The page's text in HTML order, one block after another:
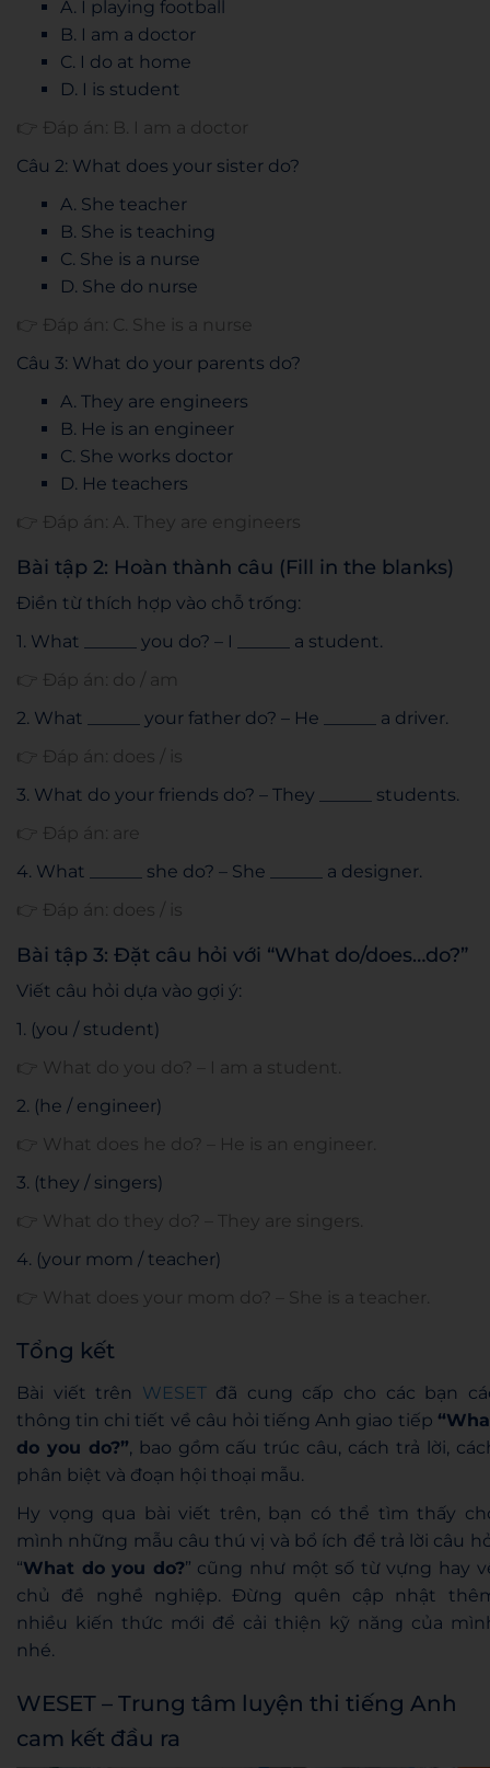
A. I playing football
B. I am a doctor
C. I do at home
D. I is student
👉 Đáp án: B. I am a doctor
Câu 2: What does your sister do?
A. She teacher
B. She is teaching
C. She is a nurse
D. She do nurse
👉 Đáp án: C. She is a nurse
Câu 3: What do your parents do?
A. They are engineers
B. He is an engineer
C. She works doctor
D. He teachers
👉 Đáp án: A. They are engineers
Bài tập 2: Hoàn thành câu (Fill in the blanks)
Điền từ thích hợp vào chỗ trống:
1. What ______ you do? – I ______ a student.
👉 Đáp án: do / am
2. What ______ your father do? – He ______ a driver.
👉 Đáp án: does / is
3. What do your friends do? – They ______ students.
👉 Đáp án: are
4. What ______ she do? – She ______ a designer.
👉 Đáp án: does / is
Bài tập 3: Đặt câu hỏi với “What do/does…do?”
Viết câu hỏi dựa vào gợi ý:
1. (you / student)
👉 What do you do? – I am a student.
2. (he / engineer)
👉 What does he do? – He is an engineer.
3. (they / singers)
👉 What do they do? – They are singers.
4. (your mom / teacher)
👉 What does your mom do? – She is a teacher.
Tổng kết
Bài viết trên WESETđã cung cấp cho các bạn
thông tin chi tiết về câu hỏi tiếng Anh giao tiếp
do you do?”, bao gồm cấu trúc câu, cách trả lời,
phân biệt và đoạn hội thoại mẫu.
Hy vọng qua bài viết trên, bạn có thể tìm thấy
mình những mẫu câu thú vị và bổ ích để trả lời câu
“What do you do?” cũng như một số từ vựng hay
chủ đề nghề nghiệp. Đừng quên cập nhật
nhiều kiến thức mới để cải thiện kỹ năng của
nhé.
WESET – Trung tâm luyện thi tiếng Anh
cam kết đầu ra